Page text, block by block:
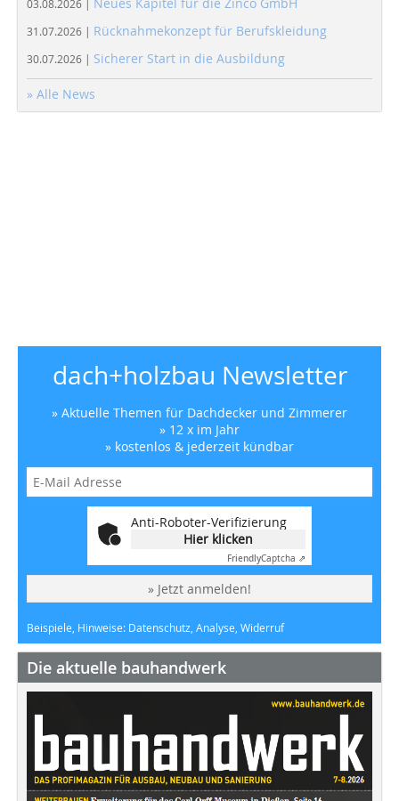
03.08.2026 | Neues Kapitel für die Zinco GmbH
31.07.2026 | Rücknahmekonzept für Berufskleidung
30.07.2026 | Sicherer Start in die Ausbildung
» Alle News
dach+holzbau Newsletter
» Aktuelle Themen für Dachdecker und Zimmerer
» 12 x im Jahr
» kostenlos & jederzeit kündbar
Anti-Roboter-Verifizierung
Hier klicken
FriendlyCaptcha ⇗
» Jetzt anmelden!
Beispiele, Hinweise: Datenschutz, Analyse, Widerruf
Die aktuelle bauhandwerk